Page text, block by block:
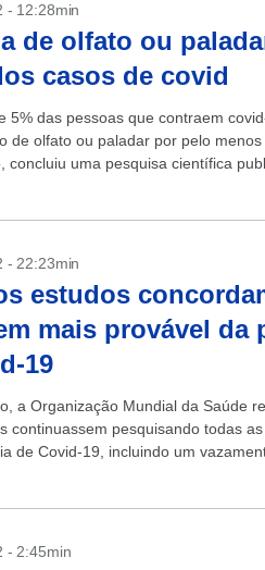
- 12:28min
de olfato ou
casos de covid
5% das pessoas que contraem
de olfato ou paladar por pelo
concluiu uma pesquisa científica
- 22:23min
estudos
mais provável da
19
a Organização Mundial da Saúde
continuassem pesquisando todas
de Covid-19, incluindo um
- 2:45min